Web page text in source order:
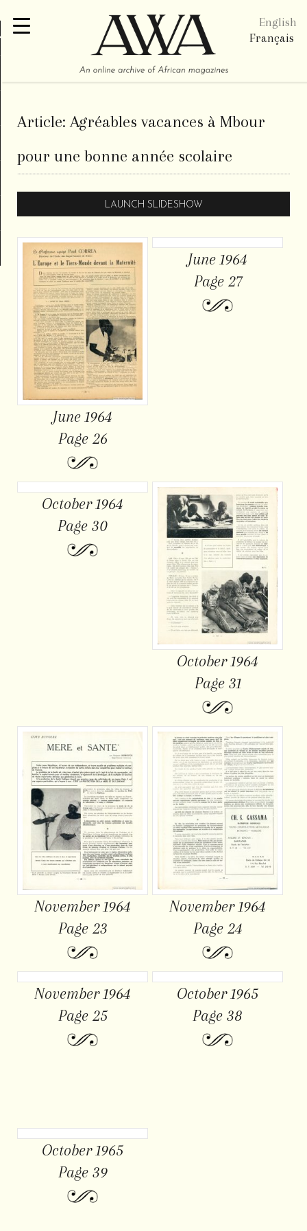
English
Français
Article:Agréables vacances à Mbour
pour une bonne année scolaire
LAUNCH SLIDESHOW
June 1964
Page 26
June 1964
Page 27
October 1964
Page 30
October 1964
Page 31
November 1964
Page 23
November 1964
Page 24
November 1964
Page 25
October 1965
Page 38
October 1965
Page 39